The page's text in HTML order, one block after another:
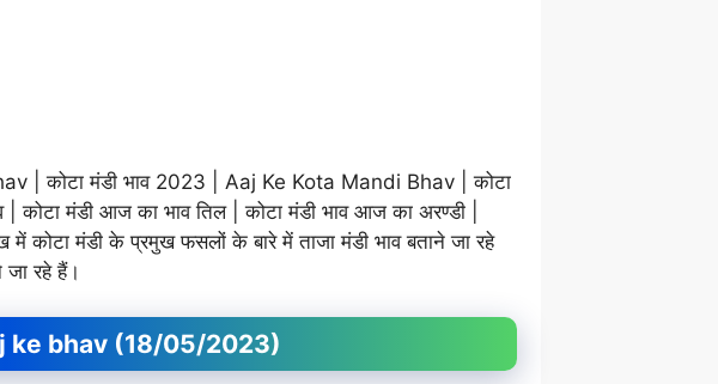
कोटा मंडी भाव 2023 | Aaj Ke Kota Mandi Bhav | कोटा
| कोटा मंडी आज का भाव तिल | कोटा मंडी भाव आज का अरण्डी |
में कोटा मंडी के प्रमुख फसलों के बारे में ताजा मंडी भाव बताने जा रहे
रहे हैं।
ke bhav (18/05/2023)